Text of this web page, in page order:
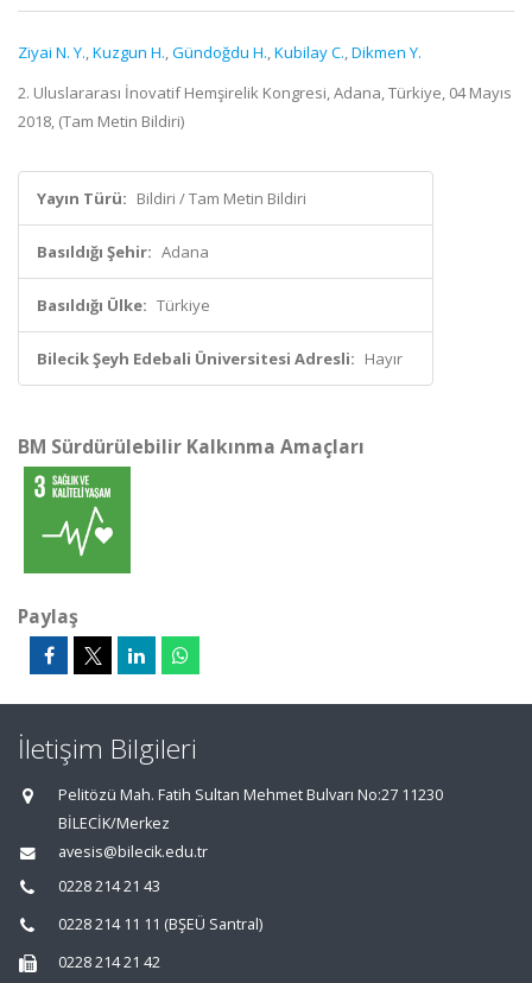
Ziyai N. Y.,Kuzgun H.,Gündoğdu H.,Kubilay C.,Dikmen Y.
2. Uluslararası İnovatif Hemşirelik Kongresi, Adana, Türkiye, 04 Mayıs
2018, (Tam Metin Bildiri)
Yayın Türü: Bildiri / Tam Metin Bildiri
Basıldığı Şehir: Adana
Basıldığı Ülke: Türkiye
Bilecik Şeyh Edebali Üniversitesi Adresli: Hayır
BM Sürdürülebilir Kalkınma Amaçları
Paylaş
İletişim Bilgileri
Pelitözü Mah. Fatih Sultan Mehmet Bulvarı No:27 11230
BİLECİK/Merkez
avesis@bilecik.edu.tr
0228 214 21 43
0228 214 11 11 (BŞEÜ Santral)
0228 214 21 42